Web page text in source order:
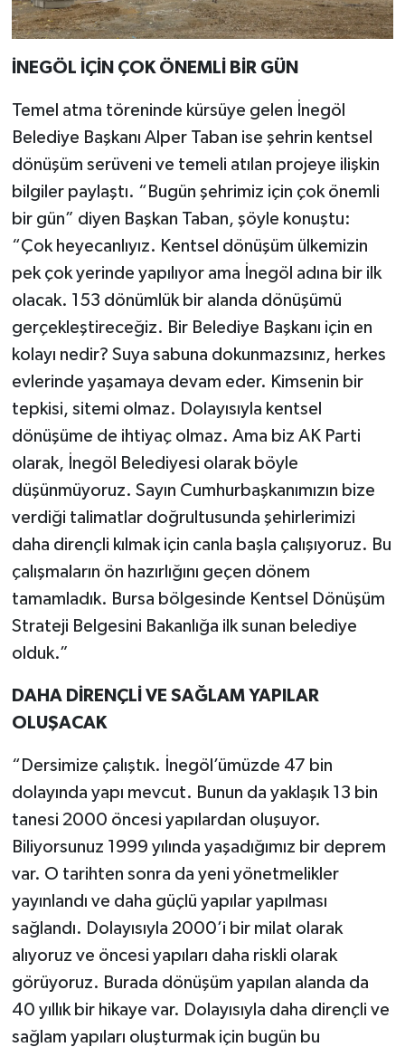
İNEGÖL İÇİN ÇOK ÖNEMLİ BİR GÜN
Temel atma töreninde kürsüye gelen İnegöl
Belediye Başkanı Alper Taban ise şehrin kentsel
dönüşüm serüveni ve temeli atılan projeye ilişkin
bilgiler paylaştı. “Bugün şehrimiz için çok önemli
bir gün” diyen Başkan Taban, şöyle konuştu:
“Çok heyecanlıyız. Kentsel dönüşüm ülkemizin
pek çok yerinde yapılıyor ama İnegöl adına bir ilk
olacak. 153 dönümlük bir alanda dönüşümü
gerçekleştireceğiz. Bir Belediye Başkanı için en
kolayı nedir? Suya sabuna dokunmazsınız, herkes
evlerinde yaşamaya devam eder. Kimsenin bir
tepkisi, sitemi olmaz. Dolayısıyla kentsel
dönüşüme de ihtiyaç olmaz. Ama biz AK Parti
olarak, İnegöl Belediyesi olarak böyle
düşünmüyoruz. Sayın Cumhurbaşkanımızın bize
verdiği talimatlar doğrultusunda şehirlerimizi
daha dirençli kılmak için canla başla çalışıyoruz. Bu
çalışmaların ön hazırlığını geçen dönem
tamamladık. Bursa bölgesinde Kentsel Dönüşüm
Strateji Belgesini Bakanlığa ilk sunan belediye
olduk.”
DAHA DİRENÇLİ VE SAĞLAM YAPILAR
OLUŞACAK
“Dersimize çalıştık. İnegöl’ümüzde 47 bin
dolayında yapı mevcut. Bunun da yaklaşık 13 bin
tanesi 2000 öncesi yapılardan oluşuyor.
Biliyorsunuz 1999 yılında yaşadığımız bir deprem
var. O tarihten sonra da yeni yönetmelikler
yayınlandı ve daha güçlü yapılar yapılması
sağlandı. Dolayısıyla 2000’i bir milat olarak
alıyoruz ve öncesi yapıları daha riskli olarak
görüyoruz. Burada dönüşüm yapılan alanda da
40 yıllık bir hikaye var. Dolayısıyla daha dirençli ve
sağlam yapıları oluşturmak için bugün bu